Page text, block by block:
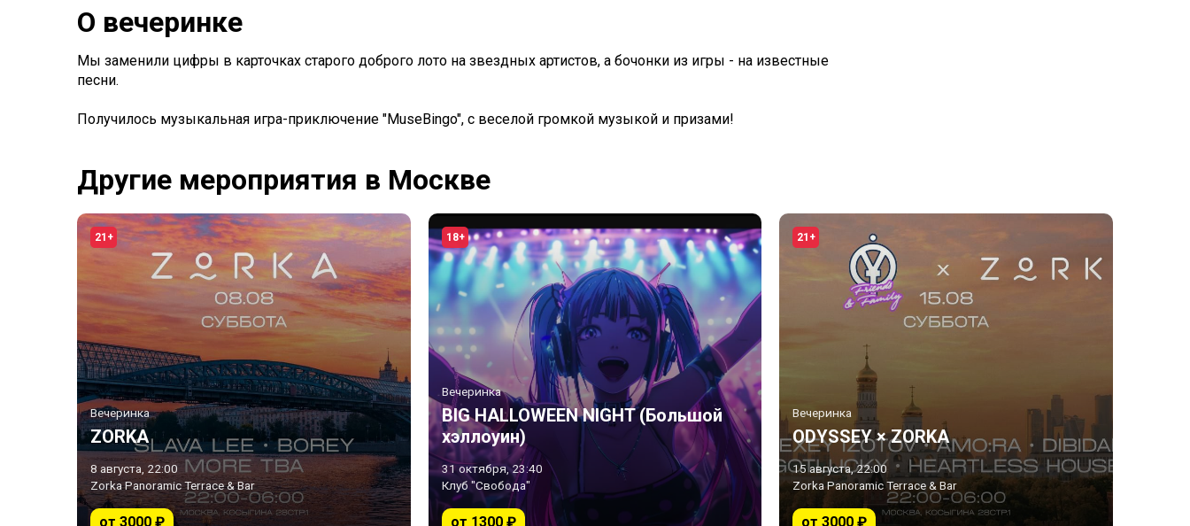
О вечеринке
Мы заменили цифры в карточках старого доброго лото на звездных артистов, а бочонки из игры - на известные
песни.
Получилось музыкальная игра-приключение "MuseBingo", с веселой громкой музыкой и призами!
Другие мероприятия в Москве
21+
Вечеринка
ZORKA
8 августа, 22:00
Zorka Panoramic Terrace & Bar
от 3000 ₽
18+
Вечеринка
BIG HALLOWEEN NIGHT (Большой
хэллоуин)
31 октября, 23:40
Клуб "Свобода"
от 1300 ₽
21+
Вечеринка
ODYSSEY × ZORKA
15 августа, 22:00
Zorka Panoramic Terrace & Bar
от 3000 ₽